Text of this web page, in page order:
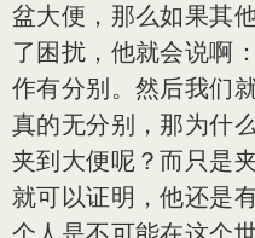
盆大便，那么如果其
了困扰，他就会说啊
作有分别。然后我们
真的无分别，那为什
夹到大便呢？而只是
就可以证明，他还是